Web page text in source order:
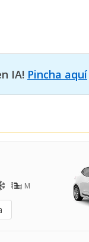
IA! Pincha aquí
M